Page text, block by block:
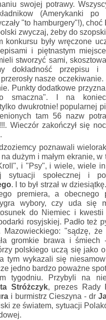
swojej potrawy.
(Amerykanki po
"to hamburgery"!), choć
zwyczaj, żeby do
konkursu były wręczone
i piętnastym
stworzyć sami,
dokładność przepisu i
nasze oczekiwanie.
Punkty dodatkowe
smaczna". I na
dwukrotnie! popularnej
tam 56 nazw
Wieczór zakończył się
poznawali
dużym i małym ekranie, w
i "Psy", i wiele, wiele
sytuacji społecznej i
. I to był strzał w
premiera, a obecnego
wybory, czy uda się
do Niemiec i
rosyjskiej. Padło też
Mazowieckiego: "sądzę,
gromkie brawa i
polskiego uczą się jako
tym wykazali się
jedno bardzo poważne
tygodniu. Przybyli na
Stróżczyk, prezes Rady
i burmistrz Cieszyna - dr
ze światem, sytuacji